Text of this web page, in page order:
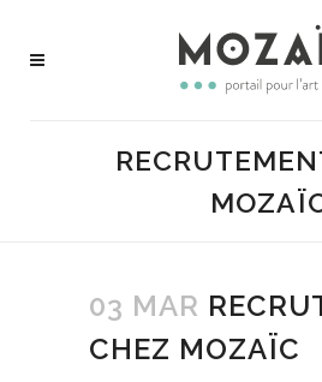
03 MAR
CHEZ MOZAÏC